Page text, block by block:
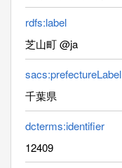
rdfs:label
芝山町 @ja
sacs:prefectureLabel
千葉県
dcterms:identifier
12409